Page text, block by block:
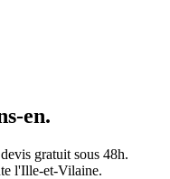
en.
gratuit sous 48h.
l'Ille-et-Vilaine.